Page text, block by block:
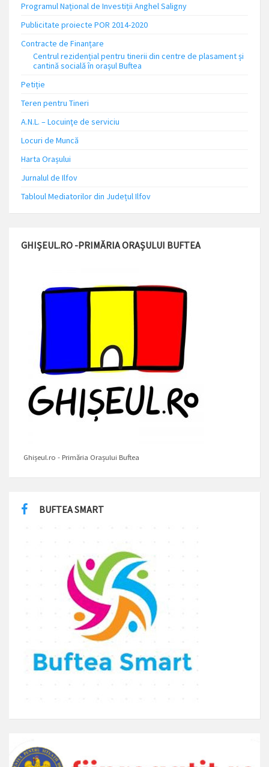
Programul Național de Investiții Anghel Saligny
Publicitate proiecte POR 2014-2020
Contracte de Finanțare
Centrul rezidențial pentru tinerii din centre de plasament și
cantină socială în orașul Buftea
Petiție
Teren pentru Tineri
A.N.L. – Locuinţe de serviciu
Locuri de Muncă
Harta Orașului
Jurnalul de Ilfov
Tabloul Mediatorilor din Județul Ilfov
GHIȘEUL.RO -PRIMĂRIA ORAȘULUI BUFTEA
Ghișeul.ro - Primăria Orașului Buftea
BUFTEA SMART